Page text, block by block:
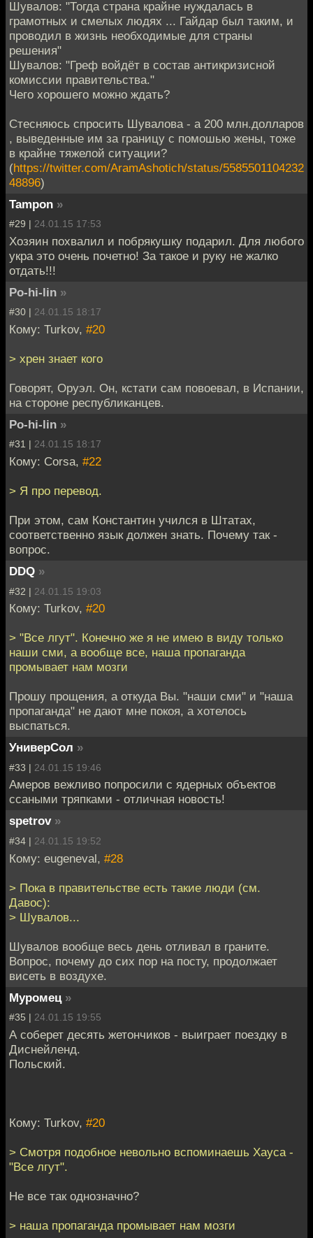
Шувалов: "Тогда страна крайне нуждалась в
грамотных и смелых людях ... Гайдар был таким, и
проводил в жизнь необходимые для страны
решения"
Шувалов: "Греф войдёт в состав антикризисной
комиссии правительства."
Чего хорошего можно ждать?
Стесняюсь спросить Шувалова - а 200 млн.долларов
, выведенные им за границу с помошью жены, тоже
в крайне тяжелой ситуации?
(https://twitter.com/AramAshotich/status/5585501104232
48896)
Tampon »
#29 | 24.01.15 17:53
Хозяин похвалил и побрякушку подарил. Для любого
укра это очень почетно! За такое и руку не жалко
отдать!!!
Po-hi-lin »
#30 | 24.01.15 18:17
Кому: Turkov, #20
> хрен знает кого
Говорят, Оруэл. Он, кстати сам повоевал, в Испании,
на стороне республиканцев.
Po-hi-lin »
#31 | 24.01.15 18:17
Кому: Corsa, #22
> Я про перевод.
При этом, сам Константин учился в Штатах,
соответственно язык должен знать. Почему так -
вопрос.
DDQ »
#32 | 24.01.15 19:03
Кому: Turkov, #20
> "Все лгут". Конечно же я не имею в виду только
наши сми, а вообще все, наша пропаганда
промывает нам мозги
Прошу прощения, а откуда Вы. "наши сми" и "наша
пропаганда" не дают мне покоя, а хотелось
выспаться.
УниверСол »
#33 | 24.01.15 19:46
Амеров вежливо попросили с ядерных объектов
ссаными тряпками - отличная новость!
spetrov »
#34 | 24.01.15 19:52
Кому: eugeneval, #28
> Пока в правительстве есть такие люди (см.
Давос):
> Шувалов...
Шувалов вообще весь день отливал в граните.
Вопрос, почему до сих пор на посту, продолжает
висеть в воздухе.
Муромец »
#35 | 24.01.15 19:55
А соберет десять жетончиков - выиграет поездку в
Диснейленд.
Польский.
Кому: Turkov, #20
> Смотря подобное невольно вспоминаешь Хауса -
"Все лгут".
Не все так однозначно?
> наша пропаганда промывает нам мозги